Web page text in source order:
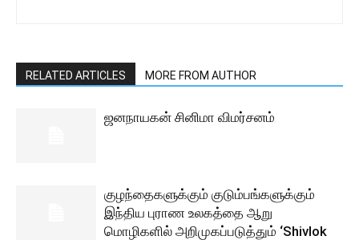
RELATED ARTICLES MORE FROM AUTHOR
ஜனநாயகன் சினிமா விமர்சனம்
குழந்தைகளுக்கும் குடும்பங்களுக்கும்
இந்திய புராண உலகத்தை ஆறு
மொழிகளில் அறிமுகப்படுத்தும் ‘Shivlok